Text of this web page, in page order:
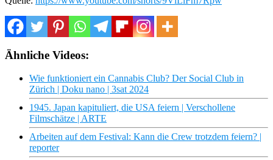
Ähnliche Videos:
Wie funktioniert ein Cannabis Club? Der Social Club in
Zürich | Doku nano | 3sat 2024
1945. Japan kapituliert, die USA feiern | Verschollene
Filmschätze | ARTE
Arbeiten auf dem Festival: Kann die Crew trotzdem feiern? |
reporter